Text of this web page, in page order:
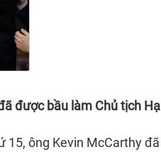
được bầu làm Chủ tịch Hạ
15, ông Kevin McCarthy đã